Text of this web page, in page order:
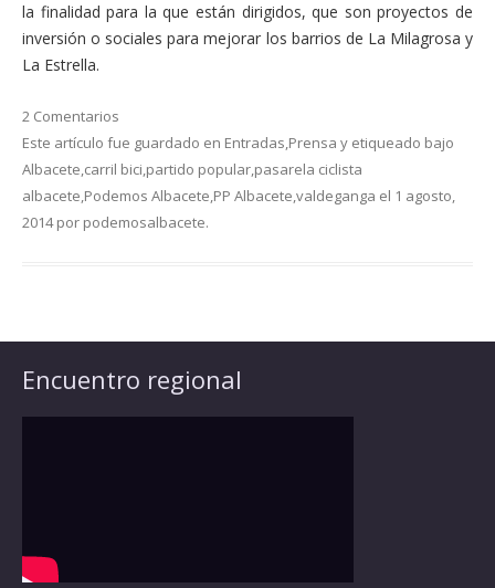
la finalidad para la que están dirigidos, que son proyectos de
inversión o sociales para mejorar los barrios de La Milagrosa y
La Estrella.
2 Comentarios
Este artículo fue guardado en Entradas,Prensa y etiqueado bajo
Albacete,carril bici,partido popular,pasarela ciclista
albacete,Podemos Albacete,PP Albacete,valdeganga el 1 agosto,
2014por podemosalbacete.
Encuentro regional